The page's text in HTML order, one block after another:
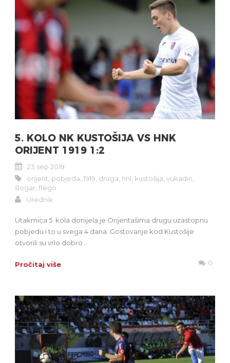
5. KOLO NK KUSTOŠIJA VS HNK
ORIJENT 1919 1:2
23 sep 2019
orijent pobjeda 1919 druga hnl kustošija vukadin
šlogar flego
Urednik
Utakmica 5. kola donijela je Orijentašima drugu uzastopnu
pobjedu i to u svega 4 dana. Gostovanje kod Kustošije
otvorili su vrlo dobro...
Pročitaj više 0